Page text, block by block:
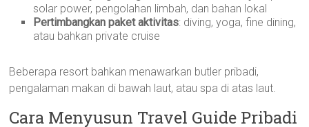
solar power, pengolahan limbah, dan bahan lokal
Pertimbangkan paket aktivitas: diving, yoga, fine dining,
atau bahkan private cruise
Beberapa resort bahkan menawarkan butler pribadi,
pengalaman makan di bawah laut, atau spa di atas laut.
Cara Menyusun Travel Guide Pribadi